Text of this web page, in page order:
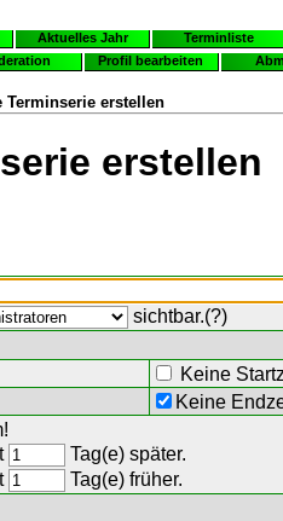
Aktuelles Jahr Terminliste
Profil bearbeiten
Terminserie erstellen
erstellen
sichtbar.(?)
Keine
Keine
Tag(e) später.
Tag(e) früher.